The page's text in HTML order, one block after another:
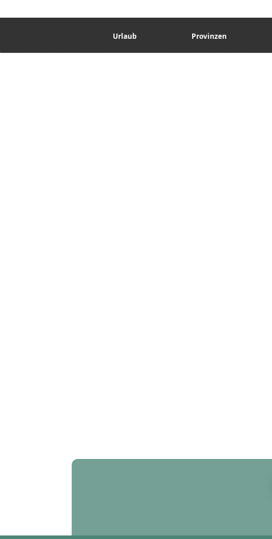
Urlaub Provinzen